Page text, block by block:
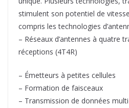
stimulent son potentiel de
compris les technologies
– Réseaux d’antennes à quatre
réceptions (4T4R)
– Émetteurs à petites cellules
– Formation de faisceaux
– Transmission de données